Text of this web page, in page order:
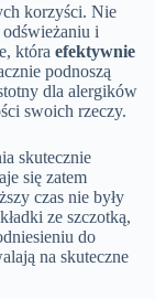
korzyści. Nie
odświeżaniu i
która efektywnie
podnoszą
dla alergików
swoich rzeczy.
skutecznie
się zatem
czas nie były
ze szczotką,
do
na skuteczne